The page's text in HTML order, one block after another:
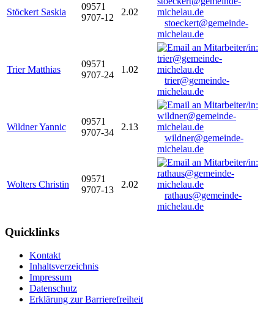
Stöckert Saskia
09571
9707-12
2.02
stoeckert@gemeinde-
michelau.de
Trier Matthias
09571
9707-24
1.02
trier@gemeinde-
michelau.de
Wildner Yannic
09571
9707-34
2.13
wildner@gemeinde-
michelau.de
Wolters Christin
09571
9707-13
2.02
rathaus@gemeinde-
michelau.de
Quicklinks
Kontakt
Inhaltsverzeichnis
Impressum
Datenschutz
Erklärung zur Barrierefreiheit